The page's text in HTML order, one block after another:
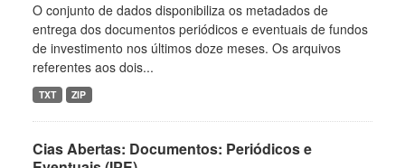
O conjunto de dados disponibiliza os metadados de
entrega dos documentos periódicos e eventuais de fundos
de investimento nos últimos doze meses. Os arquivos
referentes aos dois...
TXT ZIP
Cias Abertas: Documentos: Periódicos e